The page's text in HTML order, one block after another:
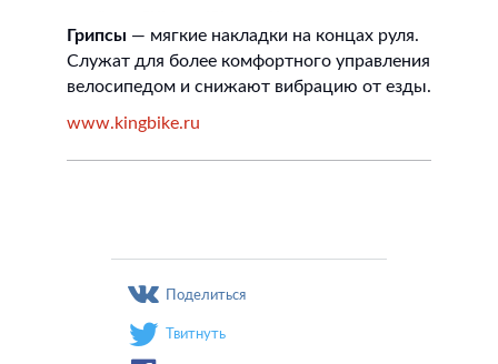
Грипсы — мягкие накладки на концах руля.
Служат для более комфортного управления
велосипедом и снижают вибрацию от езды.
www.kingbike.ru
Поделиться
Твитнуть